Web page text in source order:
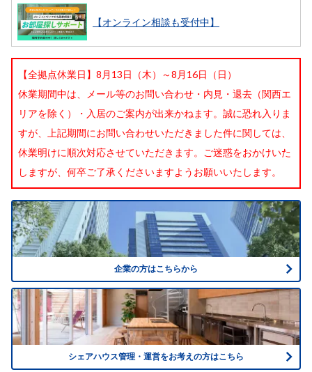
【オンライン相談も受付中】
【全拠点休業日】8月13日（木）～8月16日（日）
休業期間中は、メール等のお問い合わせ・内見・退去（関西エ
リアを除く）・入居のご案内が出来かねます。誠に恐れ入りま
すが、上記期間にお問い合わせいただきました件に関しては、
休業明けに順次対応させていただきます。ご迷惑をおかけいた
しますが、何卒ご了承くださいますようお願いいたします。
企業の方はこちらから
シェアハウス管理・運営をお考えの方はこちら